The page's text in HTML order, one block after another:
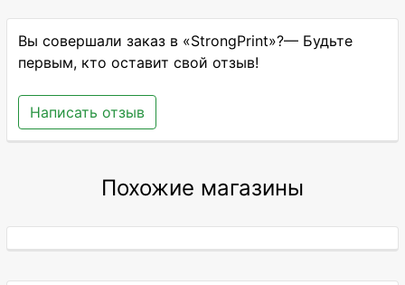
Вы совершали заказ в «StrongPrint»?— Будьте
первым, кто оставит свой отзыв!
Написать отзыв
Похожие магазины